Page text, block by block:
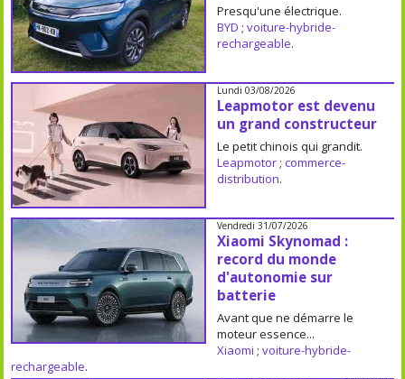
Presqu'une électrique.
BYD ; voiture-hybride-
rechargeable.
Lundi 03/08/2026
Leapmotor est devenu
un grand constructeur
Le petit chinois qui grandit.
Leapmotor; commerce-
distribution.
Vendredi 31/07/2026
Xiaomi Skynomad :
record du monde
d'autonomie sur
batterie
Avant que ne démarre le
moteur essence...
Xiaomi ; voiture-hybride-
rechargeable.